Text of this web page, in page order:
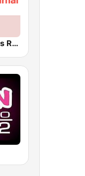
Český rozhlas Radiožurnál